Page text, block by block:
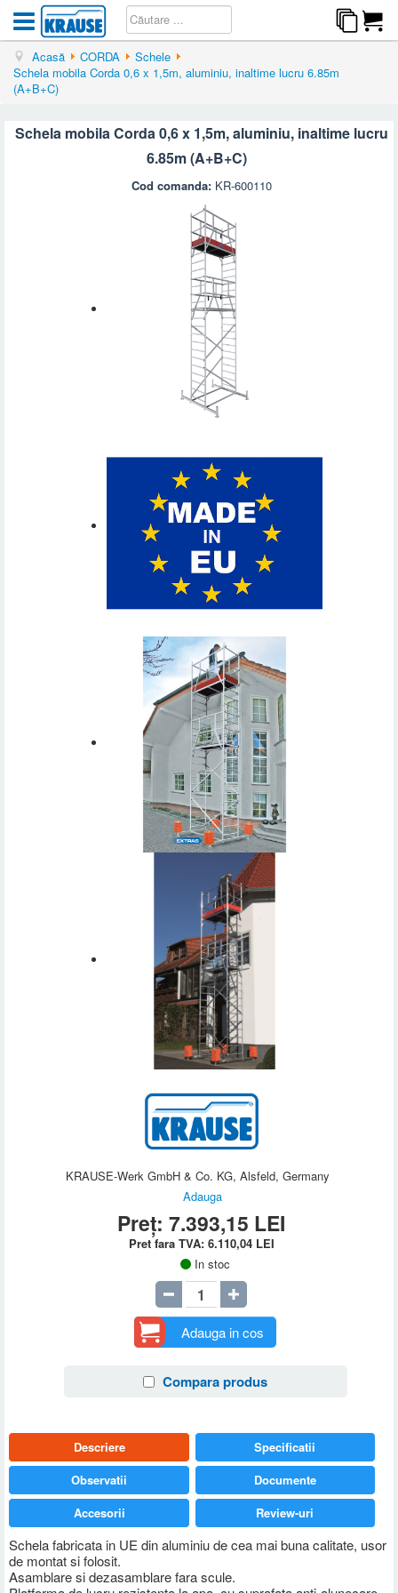
Acasă CORDA
Schele
Schela mobila Corda 0,6 x 1,5m, aluminiu, inaltime lucru 6.85m
(A+B+C)
Schela mobila Corda 0,6 x 1,5m, aluminiu, inaltime lucru
6.85m (A+B+C)
Cod comanda: KR-600110
KRAUSE-Werk GmbH & Co. KG, Alsfeld, Germany
Adauga
Preț:7.393,15 LEI
Pret fara TVA: 6.110,04 LEI
In stoc
Adauga in cos
Compara produs
Descriere
Schela fabricata in UE din aluminiu de cea mai buna calitate, usor
de montat si folosit.
Asamblare si dezasamblare fara scule.
Specificatii
Observatii
Documente
Accesorii
Review-uri